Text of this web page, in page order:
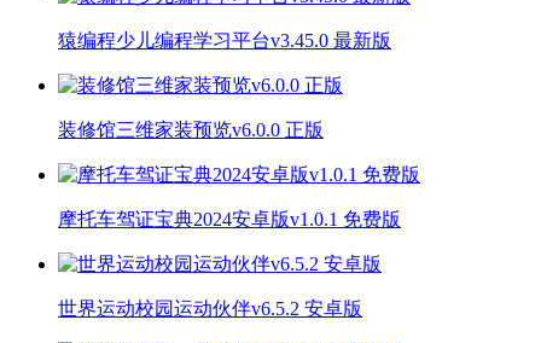
猿编程少儿编程学习平台v3.45.0 最新版
装修馆三维家装预览v6.0.0 正版
摩托车驾证宝典2024安卓版v1.0.1 免费版
世界运动校园运动伙伴v6.5.2 安卓版